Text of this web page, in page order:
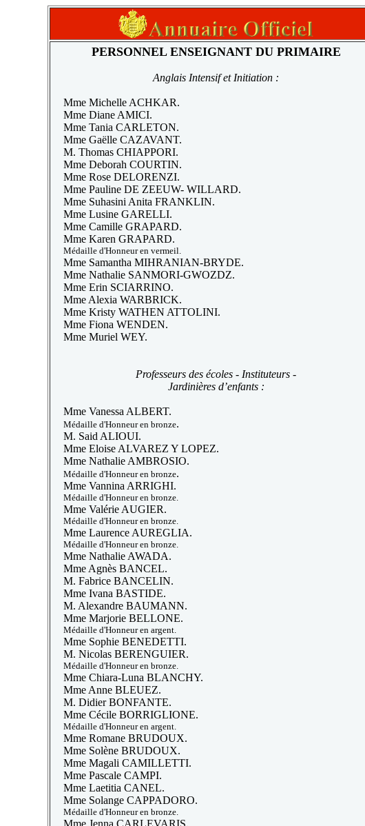
PERSONNEL ENSEIGNANT DU PRIMAIRE
Anglais Intensif et Initiation :
Mme Michelle ACHKAR.
Mme Diane AMICI.
Mme Tania CARLETON.
Mme Gaëlle CAZAVANT.
M. Thomas CHIAPPORI.
Mme Deborah COURTIN.
Mme Rose DELORENZI.
Mme Pauline DE ZEEUW- WILLARD.
Mme Suhasini Anita FRANKLIN.
Mme Lusine GARELLI.
Mme Camille GRAPARD.
Mme Karen GRAPARD.
Médaille d'Honneur en vermeil.
Mme Samantha MIHRANIAN-BRYDE.
Mme Nathalie SANMORI-GWOZDZ.
Mme Erin SCIARRINO.
Mme Alexia WARBRICK.
Mme Kristy WATHEN ATTOLINI.
Mme Fiona WENDEN.
Mme Muriel WEY.
Professeurs des écoles - Instituteurs -
Jardinières d’enfants :
Mme Vanessa ALBERT.
Médaille d'Honneur en bronze.
M. Said ALIOUI.
Mme Eloise ALVAREZ Y LOPEZ.
Mme Nathalie AMBROSIO.
Médaille d'Honneur en bronze.
Mme Vannina ARRIGHI.
Médaille d'Honneur en bronze.
Mme Valérie AUGIER.
Médaille d'Honneur en bronze.
Mme Laurence AUREGLIA.
Médaille d'Honneur en bronze.
Mme Nathalie AWADA.
Mme Agnès BANCEL.
M. Fabrice BANCELIN.
Mme Ivana BASTIDE.
M. Alexandre BAUMANN.
Mme Marjorie BELLONE.
Médaille d'Honneur en argent.
Mme Sophie BENEDETTI.
M. Nicolas BERENGUIER.
Médaille d'Honneur en bronze.
Mme Chiara-Luna BLANCHY.
Mme Anne BLEUEZ.
M. Didier BONFANTE.
Mme Cécile BORRIGLIONE.
Médaille d'Honneur en argent.
Mme Romane BRUDOUX.
Mme Solène BRUDOUX.
Mme Magali CAMILLETTI.
Mme Pascale CAMPI.
Mme Laetitia CANEL.
Mme Solange CAPPADORO.
Médaille d'Honneur en bronze.
Mme Jenna CARLEVARIS.